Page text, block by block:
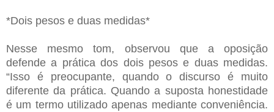
*Dois pesos e duas medidas*
Nesse mesmo tom, observou que a oposição
defende a prática dos dois pesos e duas medidas.
“Isso é preocupante, quando o discurso é muito
diferente da prática. Quando a suposta honestidade
é um termo utilizado apenas mediante conveniência.